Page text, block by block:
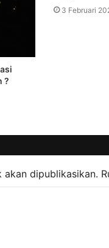
?
3 Februari
dipublikasikan.